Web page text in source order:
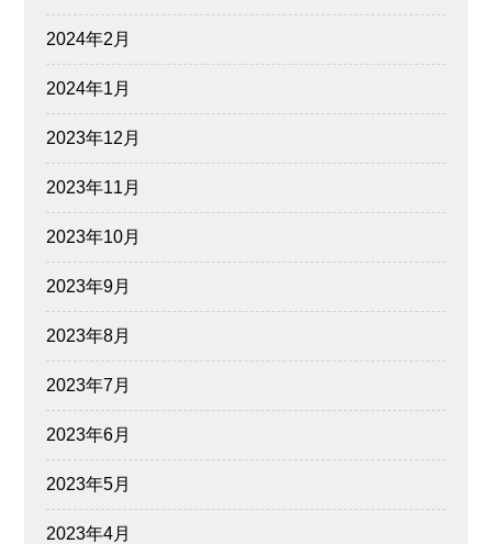
2024年2月
2024年1月
2023年12月
2023年11月
2023年10月
2023年9月
2023年8月
2023年7月
2023年6月
2023年5月
2023年4月